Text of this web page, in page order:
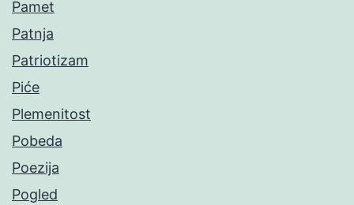
Pamet
Patnja
Patriotizam
Piće
Plemenitost
Pobeda
Poezija
Pogled